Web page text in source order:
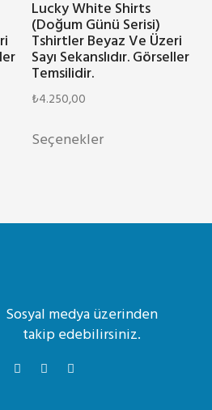
Lucky White Shirts
(Doğum Günü Serisi)
Tshirtler Beyaz Ve Üzeri
Sayı Sekanslıdır. Görseller
Temsilidir.
₺4.250,00
Seçenekler
Sosyal medya üzerinden
takip edebilirsiniz.